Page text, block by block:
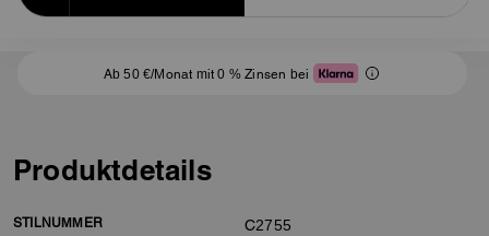
Ab 50 €/Monat mit 0 % Zinsen bei
Produktdetails
STILNUMMER C2755